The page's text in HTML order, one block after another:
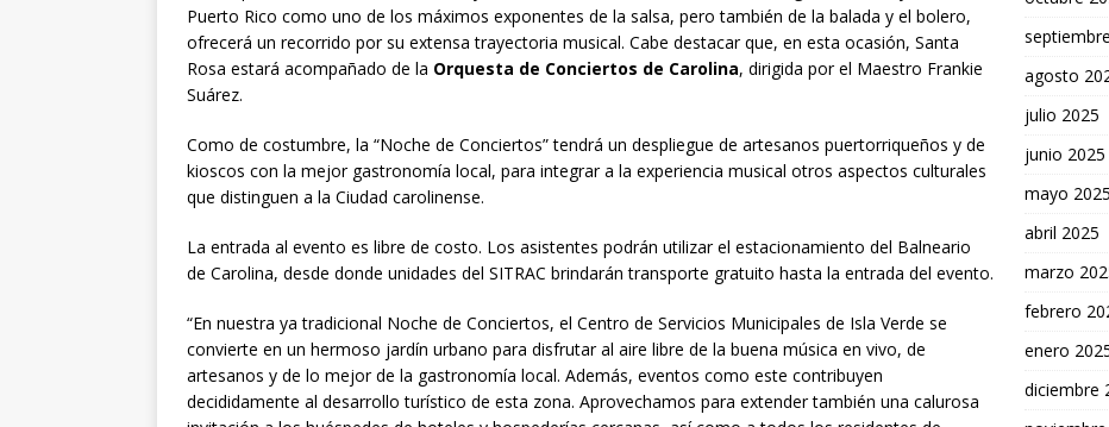
Puerto Rico como uno de los máximos exponentes de la salsa, pero también de la balada y el bolero,
ofrecerá un recorrido por su extensa trayectoria musical. Cabe destacar que, en esta ocasión, Santa
Rosa estará acompañado de la Orquesta de Conciertos de Carolina, dirigida por el Maestro Frankie
Suárez.
Como de costumbre, la “Noche de Conciertos” tendrá un despliegue de artesanos puertorriqueños y de
kioscos con la mejor gastronomía local, para integrar a la experiencia musical otros aspectos culturales
que distinguen a la Ciudad carolinense.
La entrada al evento es libre de costo. Los asistentes podrán utilizar el estacionamiento del Balneario
de Carolina, desde donde unidades del SITRAC brindarán transporte gratuito hasta la entrada del evento.
“En nuestra ya tradicional Noche de Conciertos, el Centro de Servicios Municipales de Isla Verde se
convierte en un hermoso jardín urbano para disfrutar al aire libre de la buena música en vivo, de
artesanos y de lo mejor de la gastronomía local. Además, eventos como este contribuyen
decididamente al desarrollo turístico de esta zona. Aprovechamos para extender también una calurosa
agosto
julio 2025
junio 2025
mayo 2025
abril 2025
marzo
febrero
enero
diciembre